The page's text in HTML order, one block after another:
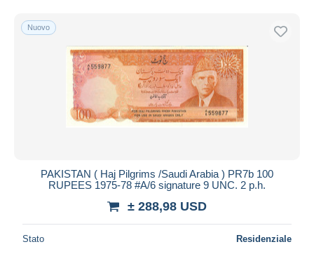
Nuovo
PAKISTAN ( Haj Pilgrims /Saudi Arabia ) PR7b 100
RUPEES 1975-78 #A/6 signature 9 UNC. 2 p.h.
± 288,98 USD
Stato Residenziale